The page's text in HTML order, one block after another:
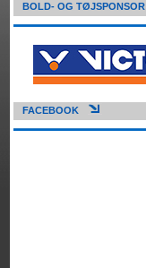
BOLD- OG TØJSPONSOR
FACEBOOK